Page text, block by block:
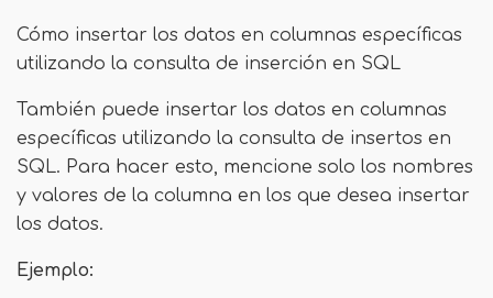
Cómo insertar los datos en columnas específicas
utilizando la consulta de inserción en SQL
También puede insertar los datos en columnas
específicas utilizando la consulta de insertos en
SQL. Para hacer esto, mencione solo los nombres
y valores de la columna en los que desea insertar
los datos.
Ejemplo: